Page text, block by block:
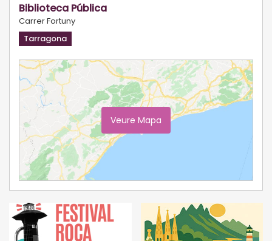
Biblioteca Pública
Carrer Fortuny
Tarragona
Veure Mapa